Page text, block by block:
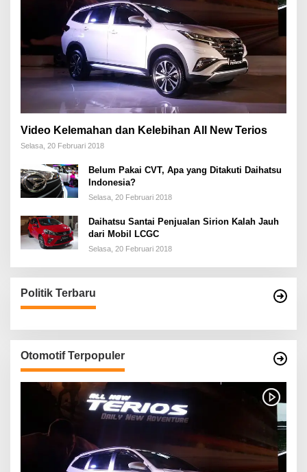
Video Kelemahan dan Kelebihan All New Terios
Selasa, 20 Februari 2018
Belum Pakai CVT, Apa yang Ditakuti Daihatsu
Indonesia?
Selasa, 20 Februari 2018
Daihatsu Santai Penjualan Sirion Kalah Jauh
dari Mobil LCGC
Selasa, 20 Februari 2018
Politik Terbaru
Otomotif Terpopuler